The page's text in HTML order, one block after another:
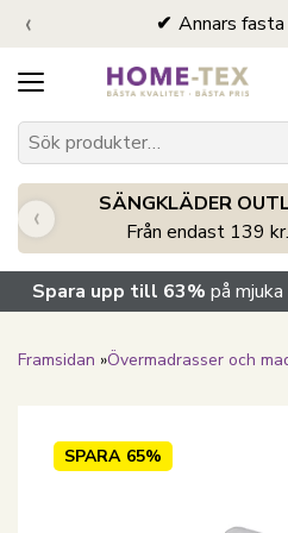
Annars
‹
SÄNGKLÄDER
Från endast 139 kr.
‹
Spara upp till 63% på
Framsidan »Övermadrasser och
SPARA 65%